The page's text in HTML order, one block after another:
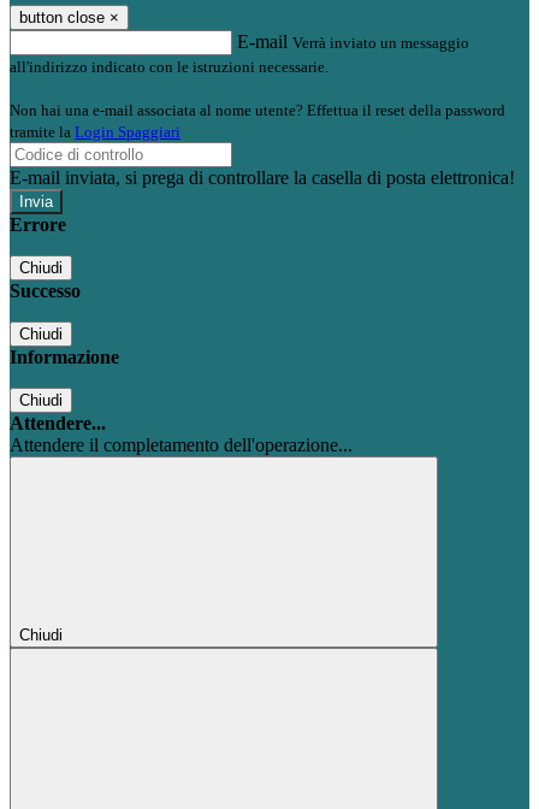
button close ×
E-mail Verrà inviato un messaggio
all'indirizzo indicato con le istruzioni necessarie.
Non hai una e-mail associata al nome utente? Effettua il reset della password
tramite la Login Spaggiari
E-mail inviata, si prega di controllare la casella di posta elettronica!
Errore
Chiudi
Successo
Chiudi
Informazione
Chiudi
Attendere...
Attendere il completamento dell'operazione...
Chiudi